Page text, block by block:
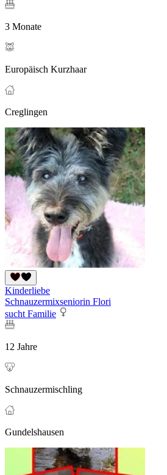
3 Monate
Europäisch Kurzhaar
Creglingen
Kinderliebe
Schnauzermixseniorin Flori
sucht Familie
12 Jahre
Schnauzermischling
Gundelshausen